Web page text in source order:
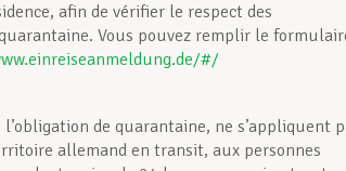
afin de vérifier le respect des
Vous pouvez remplir le
#/
de quarantaine, ne s’appliquent
allemand en transit, aux personnes